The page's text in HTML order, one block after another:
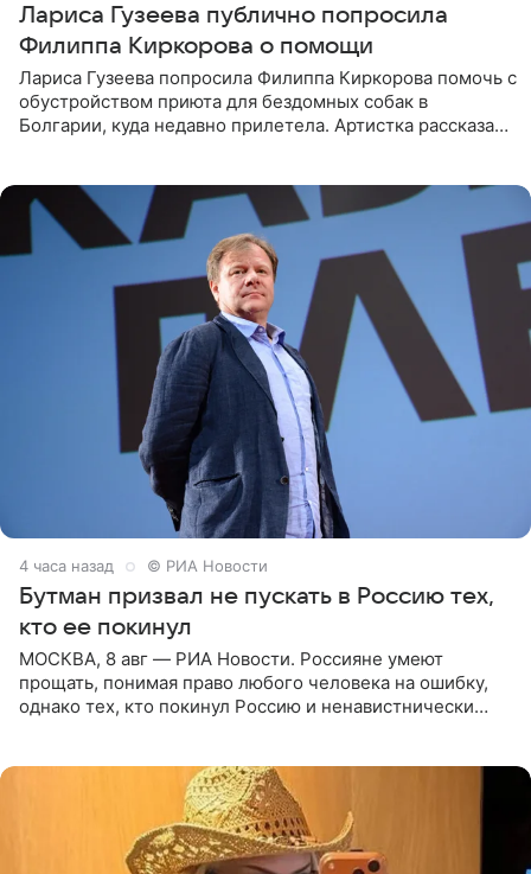
Лариса Гузеева публично попросила
Филиппа Киркорова о помощи
Лариса Гузеева попросила Филиппа Киркорова помочь с
обустройством приюта для бездомных собак в
Болгарии, куда недавно прилетела. Артистка рассказала
4 часа назад © РИА Новости
Бутман призвал не пускать в Россию тех,
кто ее покинул
МОСКВА, 8 авг — РИА Новости. Россияне умеют
прощать, понимая право любого человека на ошибку,
однако тех, кто покинул Россию и ненавистнически